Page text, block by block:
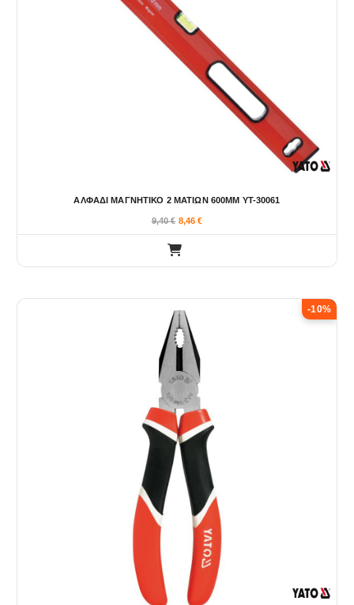
ΑΛΦΑΔΙ ΜΑΓΝΗΤΙΚΟ 2 ΜΑΤΙΩΝ 600ΜΜ YT-30061
9,40€ 8,46€
-10%